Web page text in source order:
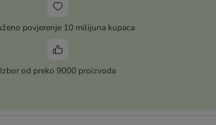
povjerenje 10 milijuna kupaca
Izbor od preko 9000 proizvoda